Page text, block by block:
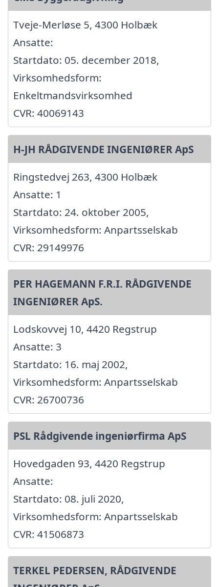
Tveje-Merløse 5, 4300 Holbæk
Ansatte:
Startdato: 05. december 2018,
Virksomhedsform:
Enkeltmandsvirksomhed
CVR: 40069143
H-JH RÅDGIVENDE INGENIØRER ApS
Ringstedvej 263, 4300 Holbæk
Ansatte: 1
Startdato: 24. oktober 2005,
Virksomhedsform: Anpartsselskab
CVR: 29149976
PER HAGEMANN F.R.I. RÅDGIVENDE
INGENIØRER ApS.
Lodskovvej 10, 4420 Regstrup
Ansatte: 3
Startdato: 16. maj 2002,
Virksomhedsform: Anpartsselskab
CVR: 26700736
PSL Rådgivende ingeniørfirma ApS
Hovedgaden 93, 4420 Regstrup
Ansatte:
Startdato: 08. juli 2020,
Virksomhedsform: Anpartsselskab
CVR: 41506873
TERKEL PEDERSEN, RÅDGIVENDE